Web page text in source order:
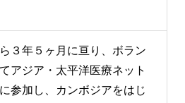
３年５ヶ月に亘り、ボラン
アジア・太平洋医療ネット
参加し、カンボジアをはじ